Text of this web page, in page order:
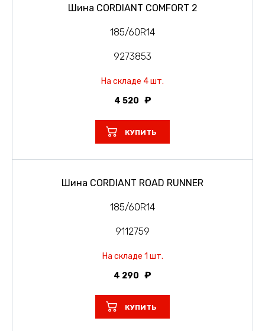
Шина CORDIANT COMFORT 2
185/60R14
9273853
На складе 4 шт.
4 520
КУПИТЬ
Шина CORDIANT ROAD RUNNER
185/60R14
9112759
На складе 1 шт.
4 290
КУПИТЬ